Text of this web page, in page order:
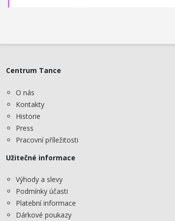
Centrum Tance
O nás
Kontakty
Historie
Press
Pracovní příležitosti
Užitečné informace
Výhody a slevy
Podmínky účasti
Platební informace
Dárkové poukazy